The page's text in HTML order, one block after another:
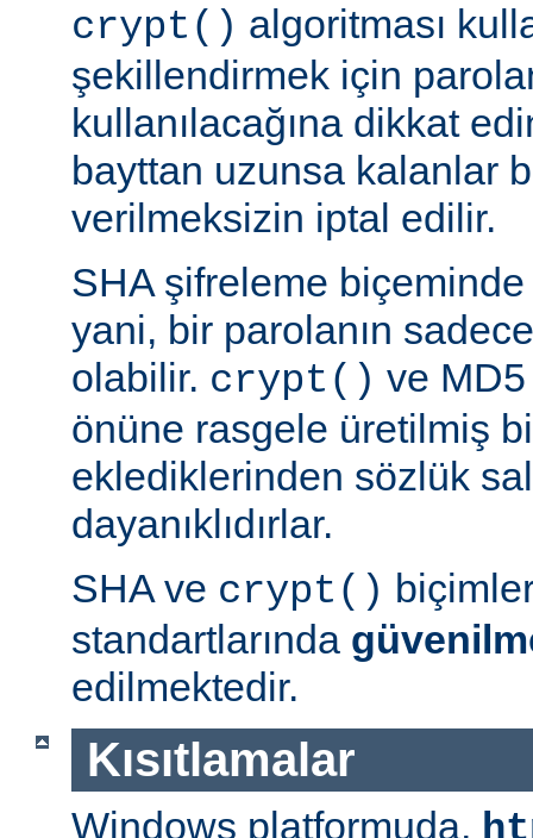
crypt() algoritması
şekillendirmek için
kullanılacağına dikkat
bayttan uzunsa kalanlar
verilmeksizin iptal edilir.
SHA şifreleme
yani, bir parolanın
olabilir. crypt() ve
önüne rasgele üretilmiş
eklediklerinden sözlük
dayanıklıdırlar.
SHA ve crypt()
standartlarında
edilmektedir.
Kısıtlamalar
Windows platformuda,